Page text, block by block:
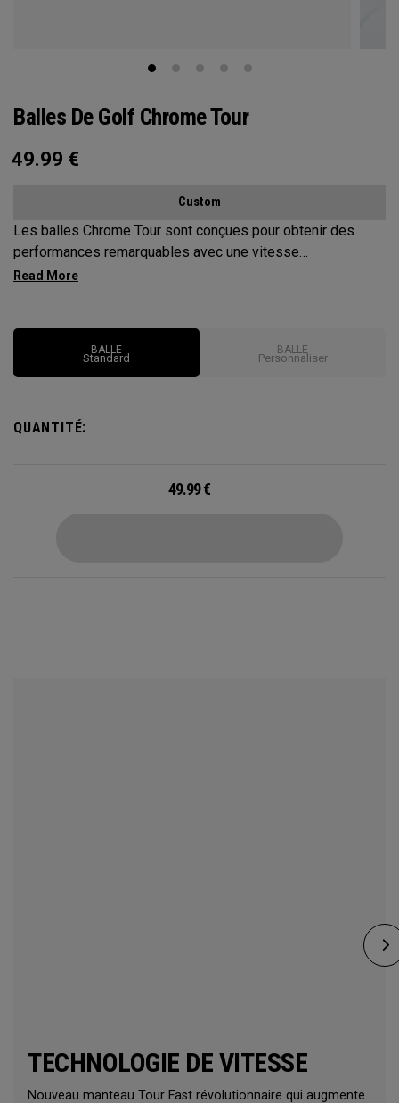
Balles De Golf Chrome Tour
49.99 €
Custom
Les balles Chrome Tour sont conçues pour obtenir des
performances remarquables avec une vitesse
exceptionnelle, un vol de balle constant, un spin incroyable
BALLE
Standard
BALLE
Personnaliser
QUANTITÉ:
49.99€
TECHNOLOGIE DE VITESSE
Nouveau manteau Tour Fast révolutionnaire qui augmente